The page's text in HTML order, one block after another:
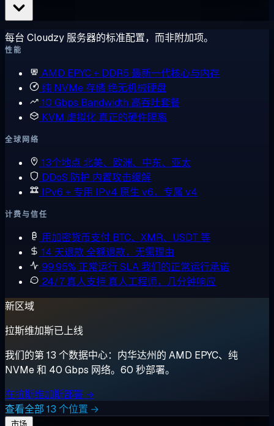
每台 Cloudzy 服务器的标准配置，而非附加项。
性能
AMD EPYC + DDR5 最新一代核心与内存
纯 NVMe 存储绝无机械硬盘
10 Gbps Bandwidth 高吞吐套餐
KVM 虚拟化 真正的硬件隔离
全球网络
13个地点 北美、欧洲、中东、亚太
DDoS 防护 内置攻击缓解
IPv6 + 专用 IPv4 原生 v6，专属 v4
计费与信任
用加密货币支付 BTC、XMR、USDT 等
14 天退款全额退款，无需理由
99.95% 正常运行 SLA我们的正常运行承诺
24/7 真人支持 真人工程师，几分钟响应
新区域
拉斯维加斯已上线
我们的第 13 个数据中心：内华达州的 AMD EPYC、纯
NVMe 和 40 Gbps 网络。60 秒部署。
在拉斯维加斯部署 →
查看全部 13 个位置 →